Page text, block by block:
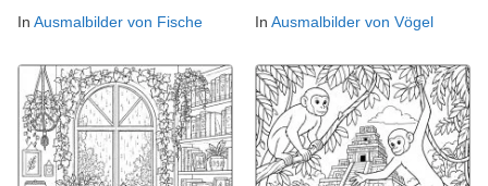
In Ausmalbilder von Fische
In Ausmalbilder von Vögel